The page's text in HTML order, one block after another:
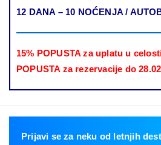
12 DANA – 10 NOĆENJA /
15% POPUSTA za uplatu u
POPUSTA za rezervacije do
Prijavi se za neku od letnjih